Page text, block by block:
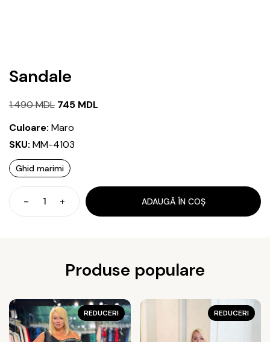
Sandale
1.490MDL Prețul
1.490 MDL.
745 MDL
Culoare: Maro
SKU: MM-4103
Ghid marimi
Cantitate
Sandale
ADAUGĂ ÎN COȘ
Produse populare
REDUCERI REDUCERI